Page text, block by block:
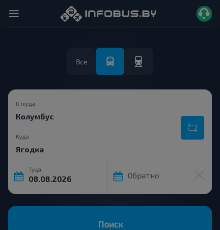
Все
Откуда
Куда
Туда
Обратно
Поиск